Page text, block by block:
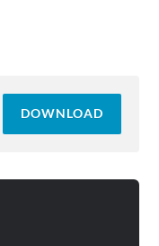
DOWNLOAD